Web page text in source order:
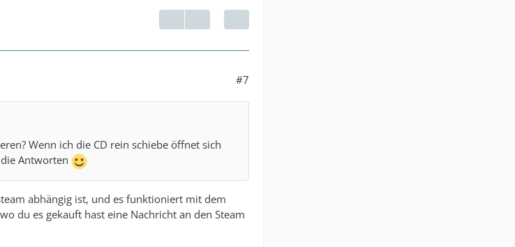
#7
Wenn ich die CD rein schiebe öffnet sich
Antworten
abhängig ist, und es funktioniert mit dem
du es gekauft hast eine Nachricht an den Steam